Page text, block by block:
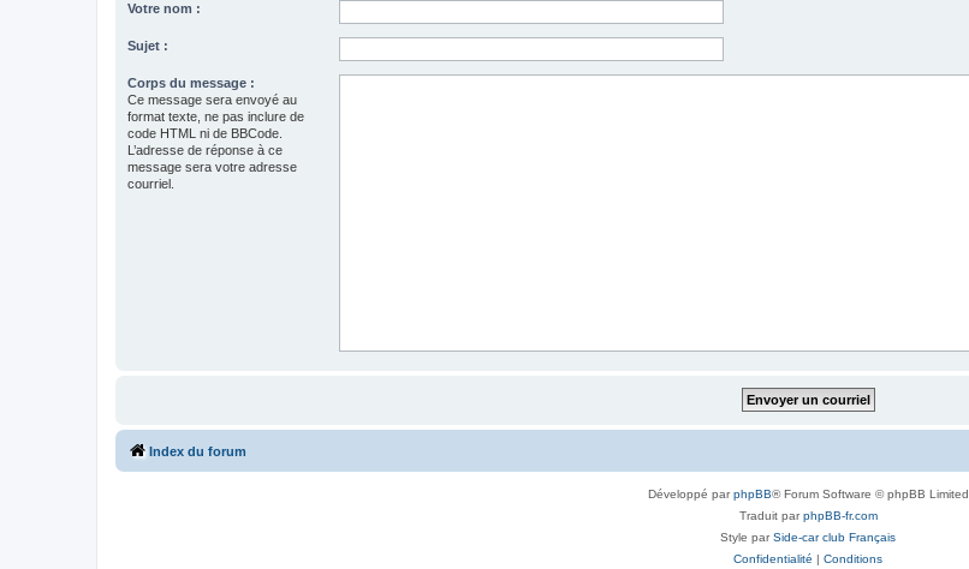
Votre nom :
Sujet :
Corps du message :
Ce message sera envoyé au
format texte, ne pas inclure de
code HTML ni de BBCode.
L’adresse de réponse à ce
message sera votre adresse
courriel.
Index du forum
Développé parphpBB® Forum Software © phpBB Limited
Traduit parphpBB-fr.com
Style parSide-car club Français
Confidentialité | Conditions